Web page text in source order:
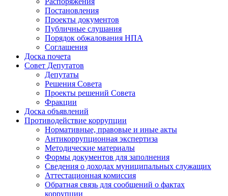
Постановления
Проекты документов
Публичные слушания
Порядок обжалования НПА
Соглашения
Доска почета
Совет Депутатов
Депутаты
Решения Совета
Проекты решений Совета
Фракции
Доска объявлений
Противодействие коррупции
Нормативные, правовые и иные акты
Антикоррупционная экспертиза
Методические материалы
Формы документов для заполнения
Сведения о доходах муниципальных служащих
Аттестационная комиссия
Обратная связь для сообщений о фактах
коррупции